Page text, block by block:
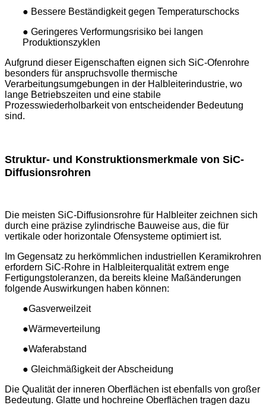
● Bessere Beständigkeit gegen Temperaturschocks
● Geringeres Verformungsrisiko bei langen
Produktionszyklen
Aufgrund dieser Eigenschaften eignen sich SiC-Ofenrohre
besonders für anspruchsvolle thermische
Verarbeitungsumgebungen in der Halbleiterindustrie, wo
lange Betriebszeiten und eine stabile
Prozesswiederholbarkeit von entscheidender Bedeutung
sind.
Struktur- und Konstruktionsmerkmale von SiC-
Diffusionsrohren
Die meisten SiC-Diffusionsrohre für Halbleiter zeichnen sich
durch eine präzise zylindrische Bauweise aus, die für
vertikale oder horizontale Ofensysteme optimiert ist.
Im Gegensatz zu herkömmlichen industriellen Keramikrohren
erfordern SiC-Rohre in Halbleiterqualität extrem enge
Fertigungstoleranzen, da bereits kleine Maßänderungen
folgende Auswirkungen haben können:
●Gasverweilzeit
●Wärmeverteilung
●Waferabstand
● Gleichmäßigkeit der Abscheidung
Die Qualität der inneren Oberflächen ist ebenfalls von großer
Bedeutung. Glatte und hochreine Oberflächen tragen dazu